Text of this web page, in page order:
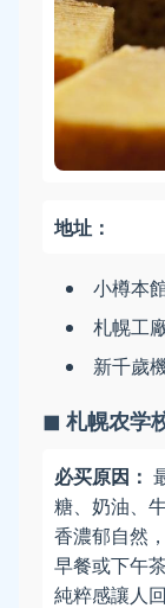
地址：
小樽本
札幌工
新千歲
◼ 札幌农学
必买原因：
糖、奶油、
香濃郁自然
早餐或下午
純粹感讓人